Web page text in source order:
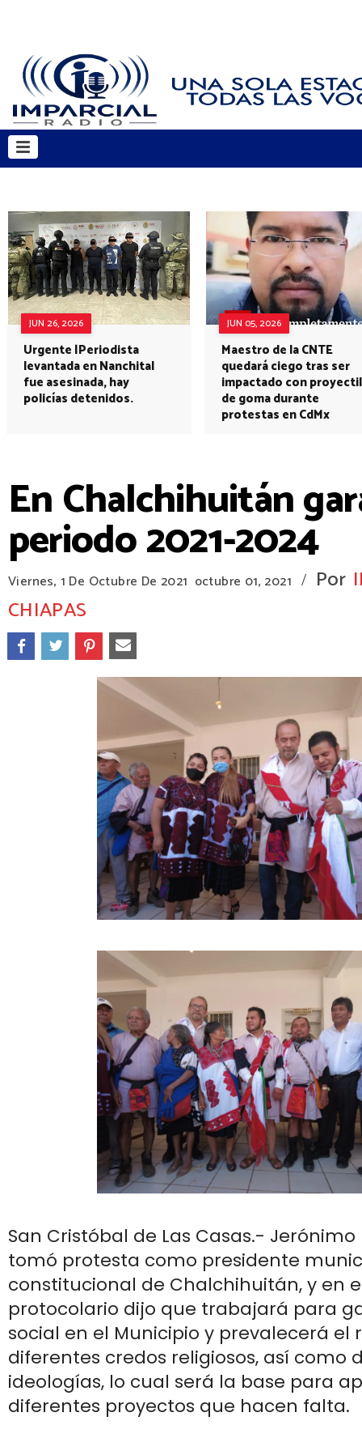
JUN 26, 2026
Urgente |Periodista
levantada en Nanchital
fue asesinada, hay
policías detenidos.
JUN 05, 2026
Maestro de la CNTE
quedará ciego tras ser
impactado con proyectil
de goma durante
protestas en CdMx
En Chalchihuitán
periodo 2021-2024
Viernes, 1 De Octubre De 2021 octubre 01, 2021 / Por
CHIAPAS
San Cristóbal de Las Casas.- Jerónimo
tomó protesta como presidente
constitucional de Chalchihuitán, y en
protocolario dijo que trabajará para
social en el Municipio y prevalecerá el
diferentes credos religiosos, así como
ideologías, lo cual será la base para
diferentes proyectos que hacen falta.